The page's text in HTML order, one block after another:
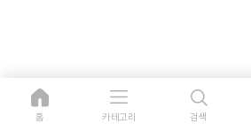
홈 카테고리 검색